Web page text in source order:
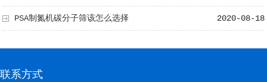
净化 2020-08-18
PSA制氮机碳分子筛该怎么选择
联系方式